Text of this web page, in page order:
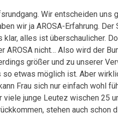
Wir entscheiden
wir ja AROSA-Erfahrung.
klar, alles ist überschaulicher.
AROSA nicht… Also wird der
größer und zu unserer
so etwas möglich ist. Aber
Frau sich nur einfach wohl
viele junge Leutez wischen 25
stehen auch schon